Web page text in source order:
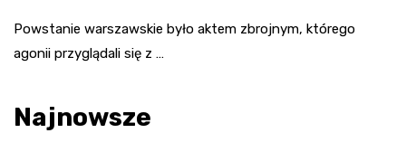
Powstanie warszawskie było aktem zbrojnym, którego
agonii przyglądali się z …
Najnowsze